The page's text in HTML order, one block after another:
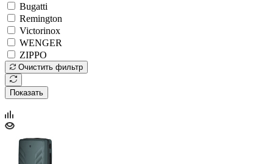
Bugatti
Remington
Victorinox
WENGER
ZIPPO
Очистить фильтр
Показать